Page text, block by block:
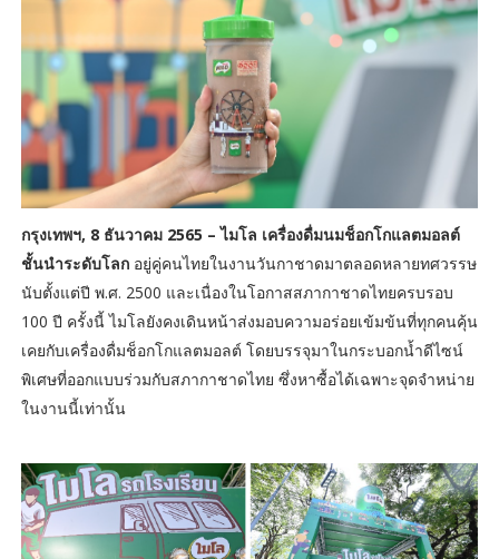
กรุงเทพฯ, 8 ธันวาคม 2565 – ไมโล เครื่องดื่มนมช็อกโกแลตมอลต์
ชั้นนำระดับโลก อยู่คู่คนไทยในงานวันกาชาดมาตลอดหลายทศวรรษ
นับตั้งแต่ปี พ.ศ. 2500 และเนื่องในโอกาสสภากาชาดไทยครบรอบ
100 ปี ครั้งนี้ ไมโลยังคงเดินหน้าส่งมอบความอร่อยเข้มข้นที่ทุกคนคุ้น
เคยกับเครื่องดื่มช็อกโกแลตมอลต์ โดยบรรจุมาในกระบอกน้ำดีไซน์
พิเศษที่ออกแบบร่วมกับสภากาชาดไทย ซึ่งหาซื้อได้เฉพาะจุดจำหน่าย
ในงานนี้เท่านั้น